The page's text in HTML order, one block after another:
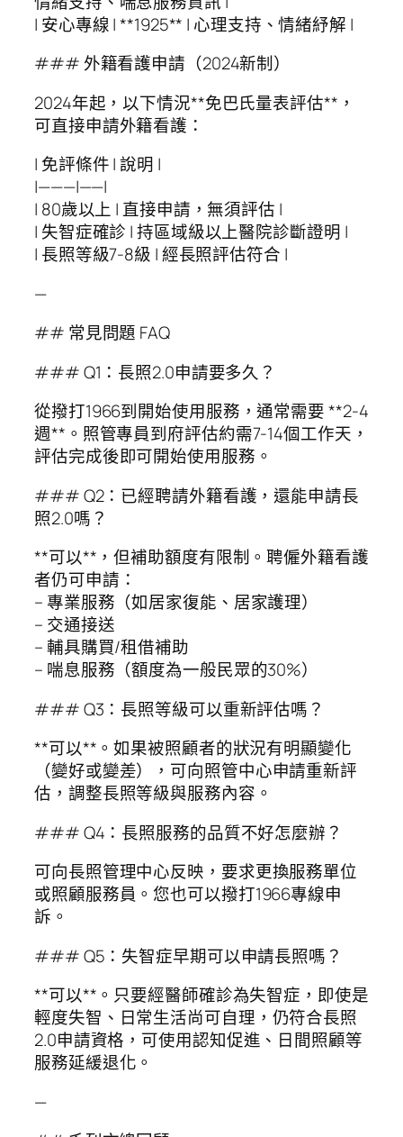
| 安心專線 | **1925** | 心理支持、情緒紓解 |
### 外籍看護申請（2024新制）
2024年起，以下情況**免巴氏量表評估**，
可直接申請外籍看護：
| 免評條件 | 說明 |
|———|——|
| 80歲以上 | 直接申請，無須評估 |
| 失智症確診 | 持區域級以上醫院診斷證明 |
| 長照等級7-8級 | 經長照評估符合 |
—
## 常見問題 FAQ
### Q1：長照2.0申請要多久？
從撥打1966到開始使用服務，通常需要 **2-4
週**。照管專員到府評估約需7-14個工作天，
評估完成後即可開始使用服務。
### Q2：已經聘請外籍看護，還能申請長
照2.0嗎？
**可以**，但補助額度有限制。聘僱外籍看護
者仍可申請：
– 專業服務（如居家復能、居家護理）
– 交通接送
– 輔具購買/租借補助
– 喘息服務（額度為一般民眾的30%）
### Q3：長照等級可以重新評估嗎？
**可以**。如果被照顧者的狀況有明顯變化
（變好或變差），可向照管中心申請重新評
估，調整長照等級與服務內容。
### Q4：長照服務的品質不好怎麼辦？
可向長照管理中心反映，要求更換服務單位
或照顧服務員。您也可以撥打1966專線申
訴。
### Q5：失智症早期可以申請長照嗎？
**可以**。只要經醫師確診為失智症，即使是
輕度失智、日常生活尚可自理，仍符合長照
2.0申請資格，可使用認知促進、日間照顧等
服務延緩退化。
—